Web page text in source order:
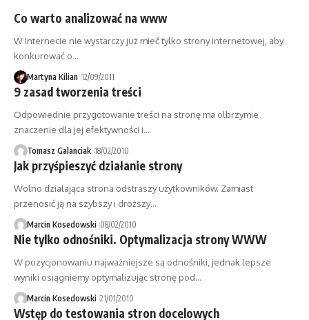
Co warto analizować na www
W Internecie nie wystarczy już mieć tylko strony internetowej, aby
konkurować o…
Martyna Kilian 12/09/2011
9 zasad tworzenia treści
Odpowiednie przygotowanie treści na stronę ma olbrzymie
znaczenie dla jej efektywności i…
Tomasz Galanciak 18/02/2010
Jak przyśpieszyć działanie strony
Wolno działająca strona odstraszy użytkowników. Zamiast
przenosić ją na szybszy i droższy…
Marcin Kosedowski 08/02/2010
Nie tylko odnośniki. Optymalizacja strony WWW
W pozycjonowaniu najważniejsze są odnośniki, jednak lepsze
wyniki osiągniemy optymalizując stronę pod…
Marcin Kosedowski 21/01/2010
Wstęp do testowania stron docelowych